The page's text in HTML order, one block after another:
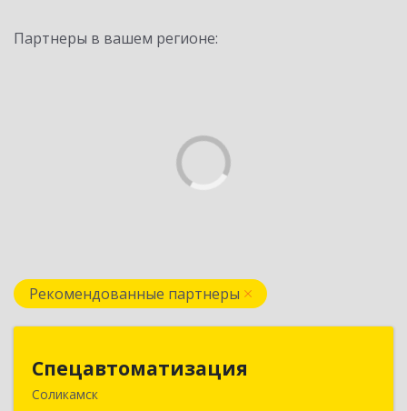
Партнеры в вашем регионе:
Рекомендованные партнеры
Спецавтоматизация
Соликамск